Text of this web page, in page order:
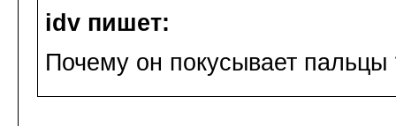
idv пишет:
Почему он покусывает пальцы